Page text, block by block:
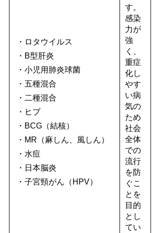
・ロタウイルス
・B型肝炎
・小児用肺炎球菌
・五種混合
・二種混合
・ヒブ
・BCG（結核）
・MR（麻しん、風しん）
・水痘
・日本脳炎
・子宮頸がん（HPV）
す。
感染
力が
強
く、
重症
化し
やす
い病
気の
ため
社会
全体
での
流行
を防
ぐこ
とを
目的
とし
てい